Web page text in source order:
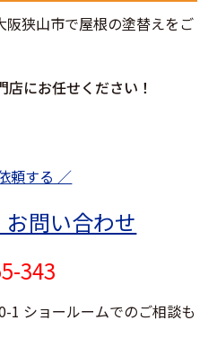
狭山市で屋根の塗替えをご
にお任せください！
頼する ／
問い合わせ
343
1 ショールームでのご相談も